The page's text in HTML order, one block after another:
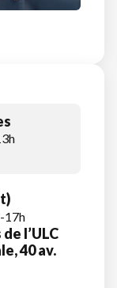
17h
l’ULC
40 av.